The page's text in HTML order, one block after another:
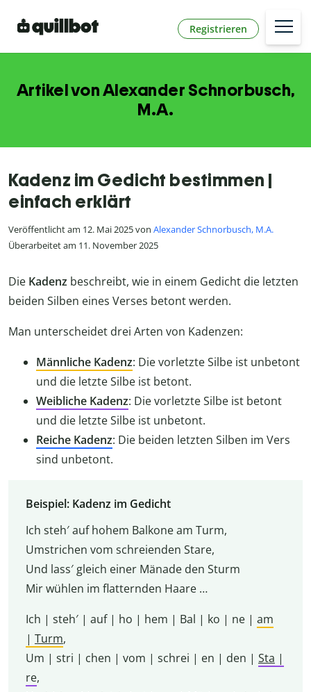
Registrieren
Artikel von Alexander Schnorbusch,
M.A.
Kadenz im Gedicht bestimmen |
einfach erklärt
Veröffentlicht am 12. Mai 2025 von Alexander Schnorbusch, M.A.
Überarbeitet am 11. November 2025
Die Kadenz beschreibt, wie in einem Gedicht die letzten
beiden Silben eines Verses betont werden.
Man unterscheidet drei Arten von Kadenzen:
Männliche Kadenz: Die vorletzte Silbe ist unbetont
und die letzte Silbe ist betont.
Weibliche Kadenz: Die vorletzte Silbe ist betont
und die letzte Silbe ist unbetont.
Reiche Kadenz: Die beiden letzten Silben im Vers
sind unbetont.
Beispiel: Kadenz im Gedicht
Ich steh′ auf hohem Balkone am Turm,
Umstrichen vom schreienden Stare,
Und lass′ gleich einer Mänade den Sturm
Mir wühlen im flatternden Haare …
Ich | steh′ | auf | ho | hem | Bal | ko | ne | am
| Turm,
Um | stri | chen | vom | schrei | en | den | Sta |
re,